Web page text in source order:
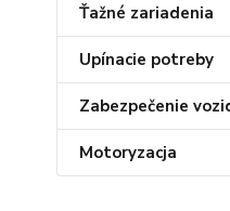
Ťažné zariadenia
Upínacie potreby
Zabezpečenie
Motoryzacja